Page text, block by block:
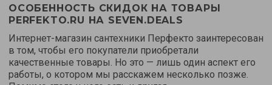
ОСОБЕННОСТЬ СКИДОК НА ТОВАРЫ
PERFEKTO.RU НА SEVEN.DEALS
Интернет-магазин сантехники Перфекто заинтересован
в том, чтобы его покупатели приобретали
качественные товары. Но это — лишь один аспект его
работы, о котором мы расскажем несколько позже.